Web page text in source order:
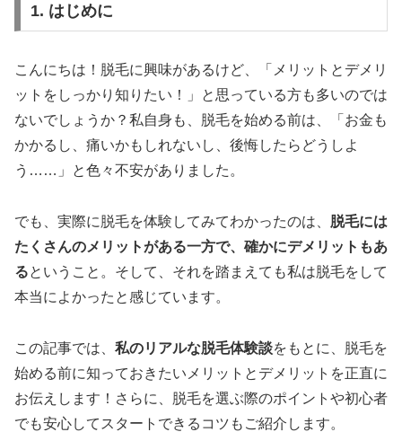
1. はじめに
こんにちは！脱毛に興味があるけど、「メリットとデメリ
ットをしっかり知りたい！」と思っている方も多いのでは
ないでしょうか？私自身も、脱毛を始める前は、「お金も
かかるし、痛いかもしれないし、後悔したらどうしよ
う……」と色々不安がありました。
でも、実際に脱毛を体験してみてわかったのは、 脱毛には
たくさんのメリットがある一方で、確かにデメリットもあ
るということ。そして、それを踏まえても私は脱毛をして
本当によかったと感じています。
この記事では、 私のリアルな脱毛体験談をもとに、脱毛を
始める前に知っておきたいメリットとデメリットを正直に
お伝えします！さらに、脱毛を選ぶ際のポイントや初心者
でも安心してスタートできるコツもご紹介します。